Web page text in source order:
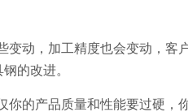
变动，加工精度也会变动，客
的改进。
你的产品质量和性能要过硬，